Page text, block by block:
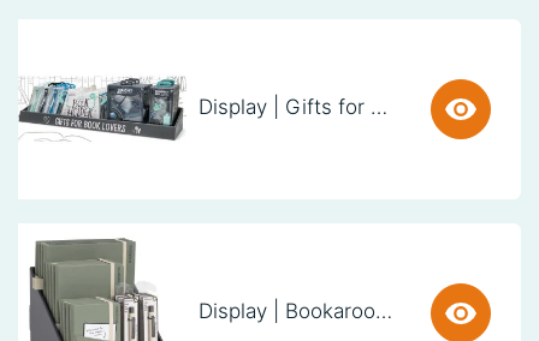
Display | Gifts for Book Lovers (60cm)
Display | Bookaroo Notebook & Pen - Fern